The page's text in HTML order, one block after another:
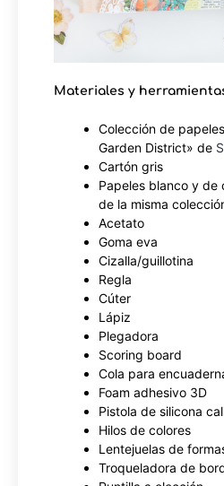
Materiales y
Colección de
Garden District» de
Cartón gris
Papeles blanco y de
de la misma
Acetato
Goma eva
Cizalla/guillotina
Regla
Cúter
Lápiz
Plegadora
Scoring board
Cola para
Foam adhesivo 3D
Pistola de silicona
Hilos de colores
Lentejuelas de
Troqueladora de